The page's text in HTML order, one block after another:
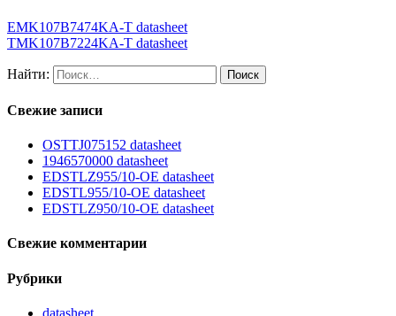
EMK107B7474KA-T datasheet
TMK107B7224KA-T datasheet
Найти:
Свежие записи
OSTTJ075152 datasheet
1946570000 datasheet
EDSTLZ955/10-OE datasheet
EDSTL955/10-OE datasheet
EDSTLZ950/10-OE datasheet
Свежие комментарии
Рубрики
datasheet